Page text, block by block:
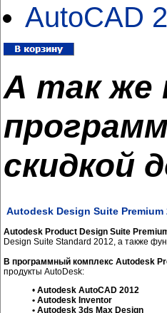
AutoCAD
А так же
скидкой
Autodesk Design Suite Premium
Autodesk Product Design Suite
Design Suite Standard 2012, а также
В программный комплекс Autodesk
продукты АutoDesk:
• Autodesk AutoCAD 2012
• Autodesk Inventor
• Autodesk 3ds Max Design